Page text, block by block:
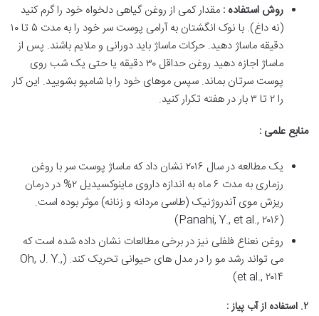
روش استفاده : مقدار کمی از روغن گیاهی دلخواه خود را گرم کنید
(نه داغ). با نوک انگشتان به آرامی پوست سر خود را به مدت ۵ تا ۱۰
دقیقه ماساژ دهید. حرکات ماساژ باید دورانی و ملایم باشند. پس از
ماساژ اجازه دهید روغن حداقل ۳۰ دقیقه یا حتی یک شب روی
پوست سرتان بماند. سپس موهای خود را با شامپو بشویید. این کار
را ۲ تا ۳ بار در هفته تکرار کنید.
منابع علمی :
یک مطالعه در سال ۲۰۱۶ نشان داد که ماساژ پوست سر با روغن
رزماری به مدت ۶ ماه به اندازه داروی ماینوکسیدیل ۲% در درمان
ریزش موی آندروژنیک (طاسی مردانه و زنانه) موثر بوده است.
(Panahi, Y., et al., ۲۰۱۶)
روغن نعناع فلفلی نیز در برخی مطالعات نشان داده شده است که
می تواند رشد مو را در مدل های حیوانی تحریک کند. (Oh, J. Y.,
et al., ۲۰۱۴)
۲. استفاده از آب پیاز :